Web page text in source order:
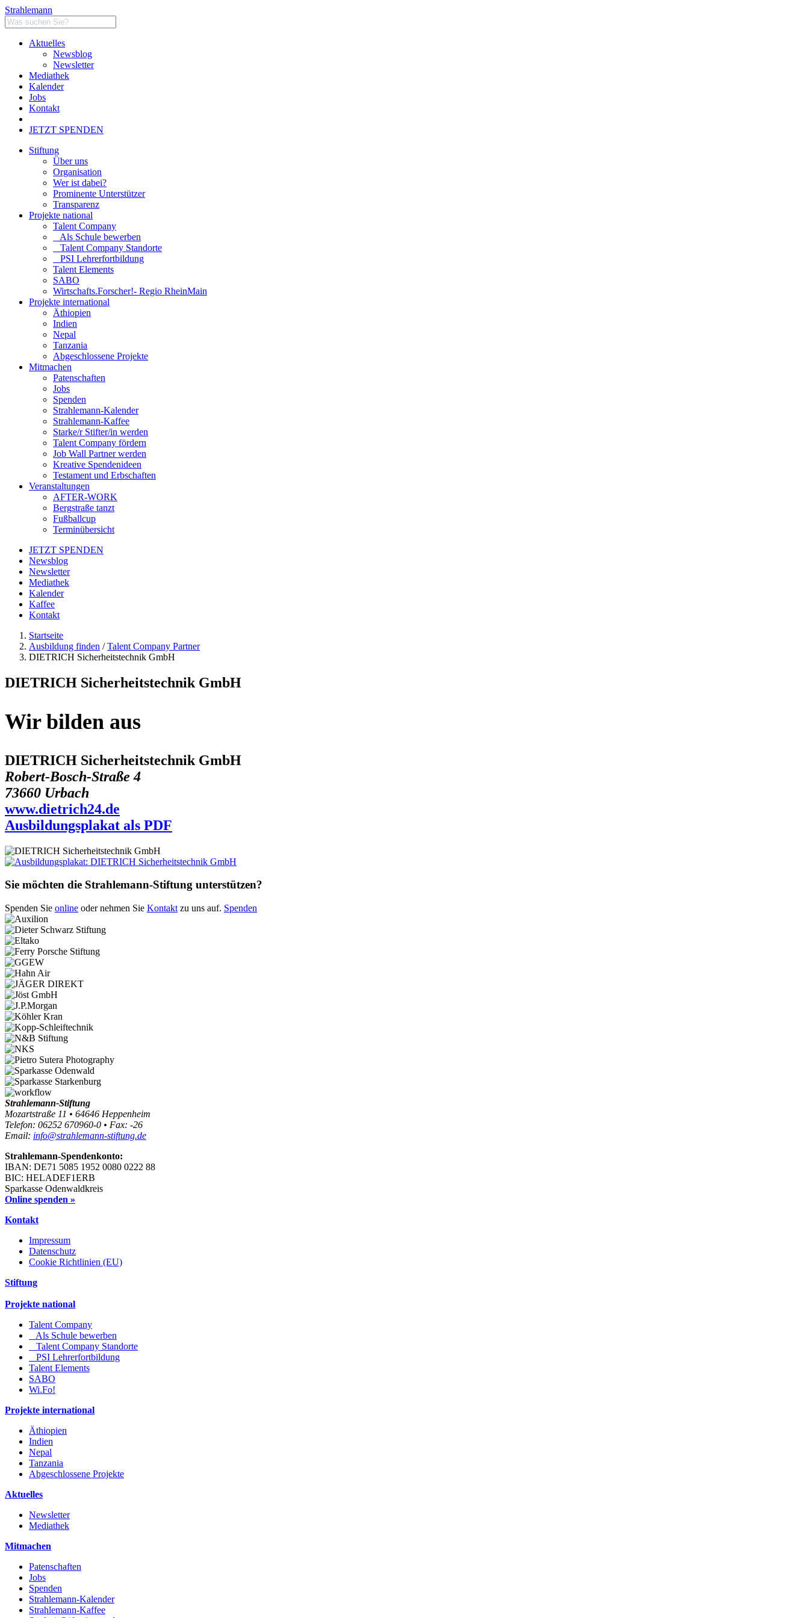
Strahlemann
Aktuelles
Newsblog
Newsletter
Mediathek
Kalender
Jobs
Kontakt
JETZT SPENDEN
Stiftung
Über uns
Organisation
Wer ist dabei?
Prominente Unterstützer
Transparenz
Projekte national
Talent Company
Als Schule bewerben
Talent Company Standorte
PSI Lehrerfortbildung
Talent Elements
SABO
Wirtschafts.Forscher!- Regio RheinMain
Projekte international
Äthiopien
Indien
Nepal
Tanzania
Abgeschlossene Projekte
Mitmachen
Patenschaften
Jobs
Spenden
Strahlemann-Kalender
Strahlemann-Kaffee
Starke/r Stifter/in werden
Talent Company fördern
Job Wall Partner werden
Kreative Spendenideen
Testament und Erbschaften
Veranstaltungen
AFTER-WORK
Bergstraße tanzt
Fußballcup
Terminübersicht
JETZT SPENDEN
Newsblog
Newsletter
Mediathek
Kalender
Kaffee
Kontakt
Startseite
Ausbildung finden /Talent Company Partner
DIETRICH Sicherheitstechnik GmbH
DIETRICH Sicherheitstechnik GmbH
Wir bilden aus
DIETRICH Sicherheitstechnik GmbH
Robert-Bosch-Straße 4
73660 Urbach
www.dietrich24.de
Ausbildungsplakat als PDF
Sie möchten die Strahlemann-Stiftung unterstützen?
Spenden Sie online oder nehmen Sie Kontakt zu uns auf. Spenden
Strahlemann-Stiftung
Mozartstraße 11 • 64646 Heppenheim
Telefon: 06252 670960-0 • Fax: -26
Email: info@strahlemann-stiftung.de
Strahlemann-Spendenkonto:
IBAN: DE71 5085 1952 0080 0222 88
BIC: HELADEF1ERB
Sparkasse Odenwaldkreis
Online spenden »
Kontakt
Impressum
Datenschutz
Cookie Richtlinien (EU)
Stiftung
Projekte national
Talent Company
Als Schule bewerben
Talent Company Standorte
PSI Lehrerfortbildung
Talent Elements
SABO
Wi.Fo!
Projekte international
Äthiopien
Indien
Nepal
Tanzania
Abgeschlossene Projekte
Aktuelles
Newsletter
Mediathek
Mitmachen
Patenschaften
Jobs
Spenden
Strahlemann-Kalender
Strahlemann-Kaffee